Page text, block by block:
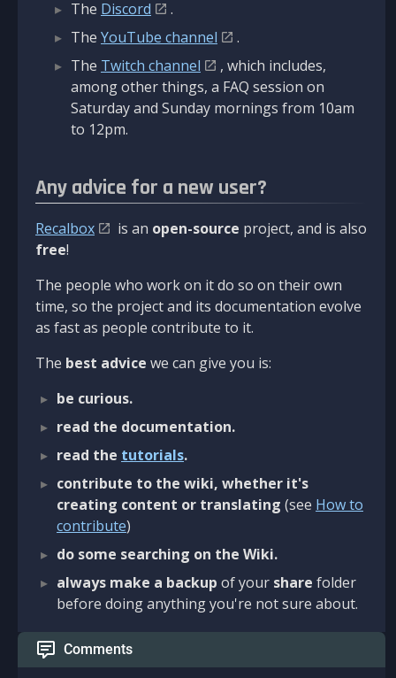
The Discord
.
The YouTube channel
.
The Twitch channel
, which includes,
among other things, a FAQ session on
Saturday and Sunday mornings from 10am
to 12pm.
Any advice for a new user?
Recalbox is an open-source project, and is also
free!
The people who work on it do so on their own
time, so the project and its documentation evolve
as fast as people contribute to it.
The best advice we can give you is:
be curious.
read the documentation.
read the tutorials.
contribute to the wiki, whether it's
creating content or translating (see How to
contribute)
do some searching on the Wiki.
always make a backup of your share folder
before doing anything you're not sure about.
Comments